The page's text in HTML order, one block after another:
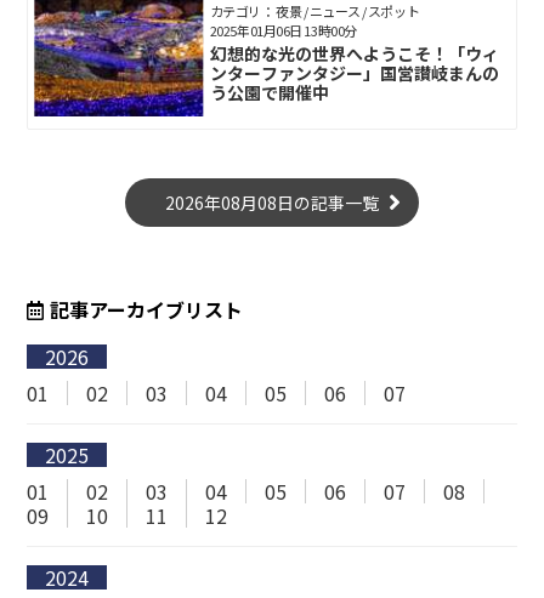
カテゴリ： 夜景 / ニュース / スポット
幻想的な光の世界へようこそ！「ウィ
ンターファンタジー」国営讃岐まんの
う公園で開催中
2025年01月06日 13時00分
2026年08月08日の記事一覧
記事アーカイブリスト
2026
01
02 03 04 05 06 07
2025
01
02 03 04 05 06 07
08
09
10 11 12
2024